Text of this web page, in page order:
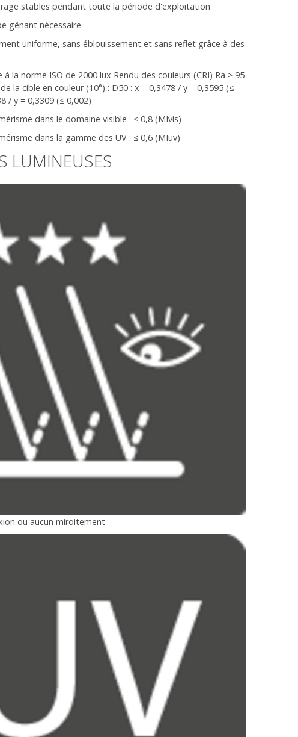
stables pendant toute la période d'exploitation
gênant nécessaire
uniforme, sans éblouissement et sans reflet grâce à des
la norme ISO de 2000 lux Rendu des couleurs (CRI) Ra ≥ 95
la cible en couleur (10°) : D50 : x = 0,3478 / y = 0,3595 (≤
/ y = 0,3309 (≤ 0,002)
dans le domaine visible : ≤ 0,8 (MIvis)
dans la gamme des UV : ≤ 0,6 (MIuv)
LUMINEUSES
ou aucun miroitement